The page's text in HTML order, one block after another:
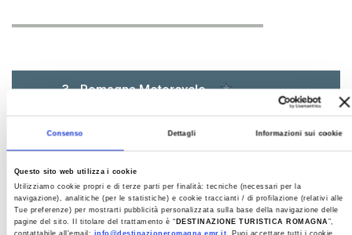
Consenso Dettagli Informazioni sui cookie
Questo sito web utilizza i cookie
Utilizziamo cookie propri e di terze parti per finalità: tecniche (necessari per la
navigazione), analitiche (per le statistiche) e cookie traccianti / di profilazione (relativi alle
Tue preferenze) per mostrarti pubblicità personalizzata sulla base della navigazione delle
pagine del sito. Il titolare del trattamento è “ DESTINAZIONE TURISTICA ROMAGNA”,